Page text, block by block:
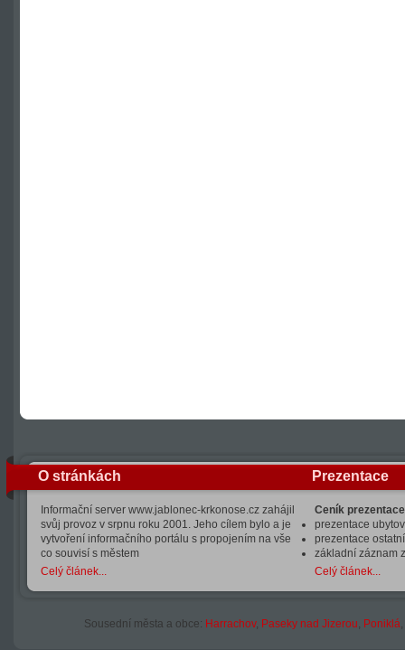
O stránkách
Informační server www.jablonec-krkonose.cz zahájil
svůj provoz v srpnu roku 2001. Jeho cílem bylo a je
vytvoření informačního portálu s propojením na vše
co souvisí s městem
Celý článek...
Prezentace
Ceník
prezentace
prezentace
základní záznam
Celý článek...
Sousední města a obce: Harrachov, Paseky nad Jizerou, Poniklá,